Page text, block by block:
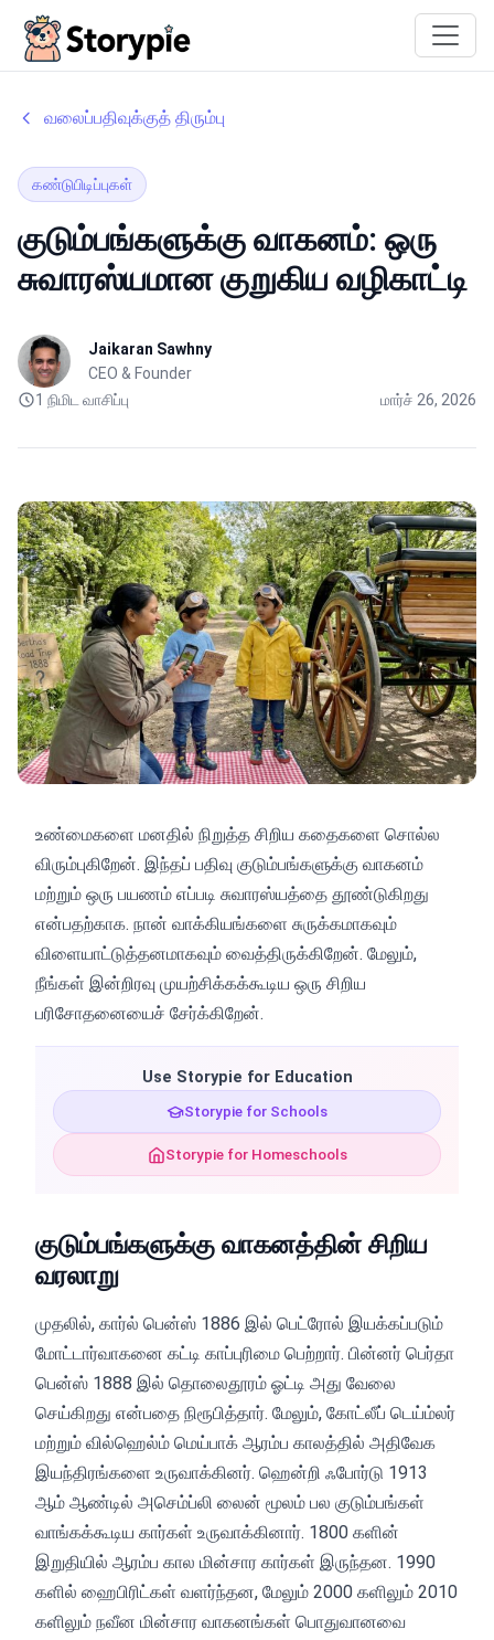
வலைப்பதிவுக்குத் திரும்பு
கண்டுபிடிப்புகள்
குடும்பங்களுக்கு வாகனம்: ஒரு
சுவாரஸ்யமான குறுகிய வழிகாட்டி
Jaikaran Sawhny
CEO & Founder
1 நிமிட வாசிப்பு
மார்ச் 26, 2026
உண்மைகளை மனதில் நிறுத்த சிறிய கதைகளை சொல்ல
விரும்புகிறேன். இந்தப் பதிவு குடும்பங்களுக்கு வாகனம்
மற்றும் ஒரு பயணம் எப்படி சுவாரஸ்யத்தை தூண்டுகிறது
என்பதற்காக. நான் வாக்கியங்களை சுருக்கமாகவும்
விளையாட்டுத்தனமாகவும் வைத்திருக்கிறேன். மேலும்,
நீங்கள் இன்றிரவு முயற்சிக்கக்கூடிய ஒரு சிறிய
பரிசோதனையைச் சேர்க்கிறேன்.
Use Storypie for Education
Storypie for Schools
Storypie for Homeschools
குடும்பங்களுக்கு வாகனத்தின் சிறிய
வரலாறு
முதலில், கார்ல் பென்ஸ் 1886 இல் பெட்ரோல் இயக்கப்படும்
மோட்டார்வாகனை கட்டி காப்புரிமை பெற்றார். பின்னர் பெர்தா
பென்ஸ் 1888 இல் தொலைதூரம் ஓட்டி அது வேலை
செய்கிறது என்பதை நிரூபித்தார். மேலும், கோட்லீப் டெய்ம்லர்
மற்றும் வில்ஹெல்ம் மெய்பாக் ஆரம்ப காலத்தில் அதிவேக
இயந்திரங்களை உருவாக்கினர். ஹென்றி ஃபோர்டு 1913
ஆம் ஆண்டில் அசெம்ப்லி லைன் மூலம் பல குடும்பங்கள்
வாங்கக்கூடிய கார்கள் உருவாக்கினார். 1800 களின்
இறுதியில் ஆரம்ப கால மின்சார கார்கள் இருந்தன. 1990
களில் ஹைபிரிட்கள் வளர்ந்தன, மேலும் 2000 களிலும் 2010
களிலும் நவீன மின்சார வாகனங்கள் பொதுவானவை